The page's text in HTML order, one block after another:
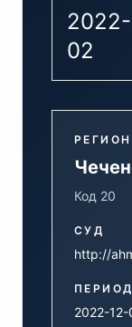
02
РЕГИОН
Код 20
СУД
http://
ПЕРИОД
2022-